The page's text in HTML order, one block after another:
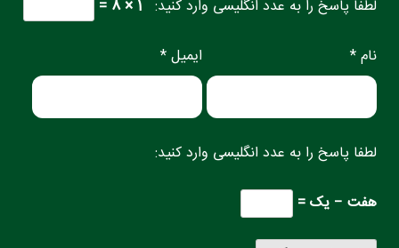
لطفا پاسخ را به عدد انگلیسی وارد کنید: 1 × 8 =
نام * ایمیل *
لطفا پاسخ را به عدد انگلیسی وارد کنید:
هفت − یک =